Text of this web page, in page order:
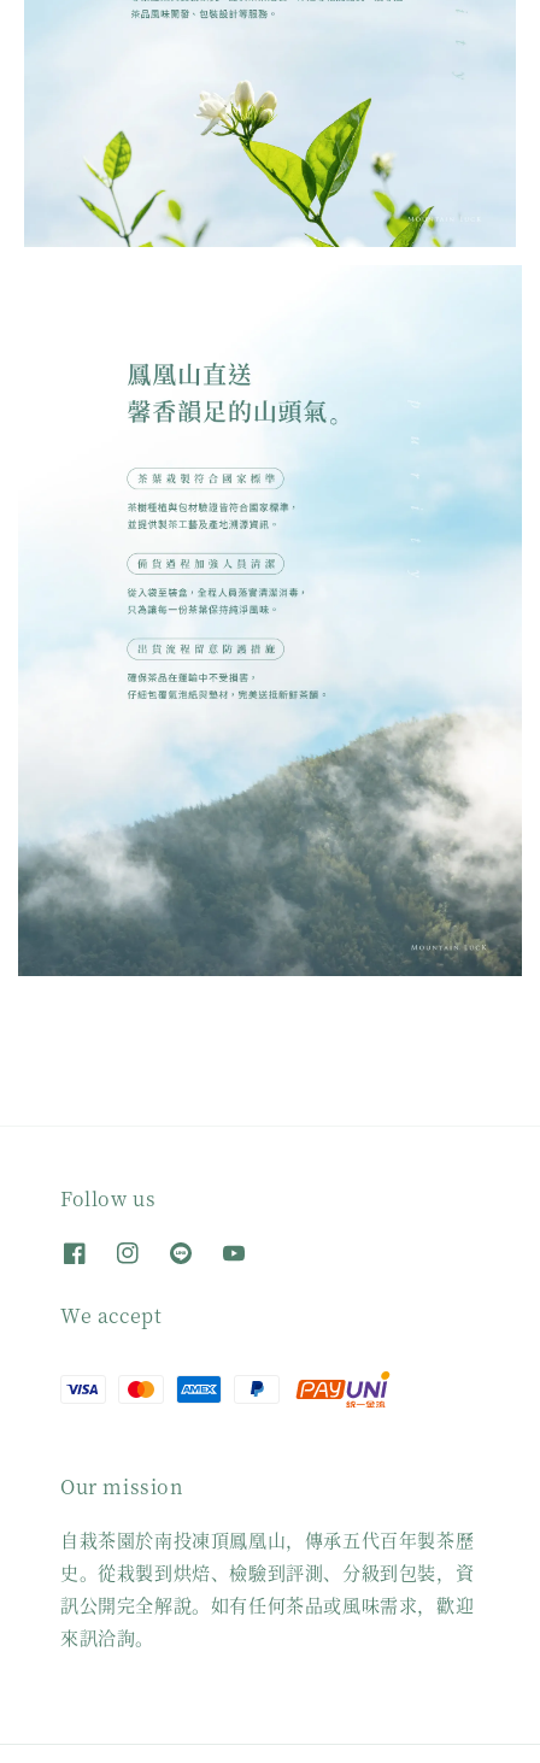
Follow us
We accept
Our mission
自栽茶園於南投凍頂鳳凰山，傳承五代百年製茶歷
史。從栽製到烘焙、檢驗到評測、分級到包裝，資
訊公開完全解說。如有任何茶品或風味需求，歡迎
來訊洽詢。